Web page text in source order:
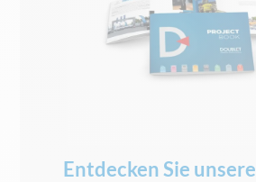
Entdecken Sie